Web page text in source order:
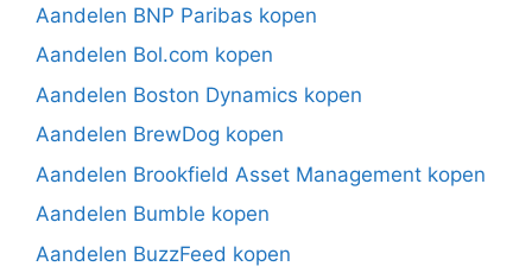
Aandelen BNP Paribas kopen
Aandelen Bol.com kopen
Aandelen Boston Dynamics kopen
Aandelen BrewDog kopen
Aandelen Brookfield Asset Management kopen
Aandelen Bumble kopen
Aandelen BuzzFeed kopen